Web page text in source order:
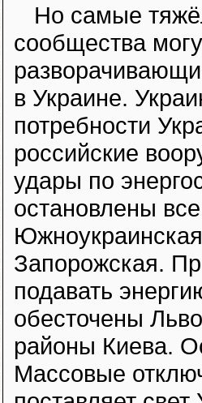
Но самые
сообщества
в Украине.
потребности
российские
удары по
остановлены
Запорожская.
подавать
обесточены
районы Киева.
Массовые